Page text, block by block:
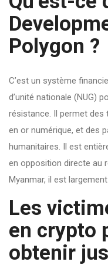
Polygon ?
C’est un système
d’unité nationale (NUG)
résistance. Il permet des
en or numérique, et des
humanitaires. Il est
en opposition directe au
Myanmar, il est
Les
en crypto
obtenir